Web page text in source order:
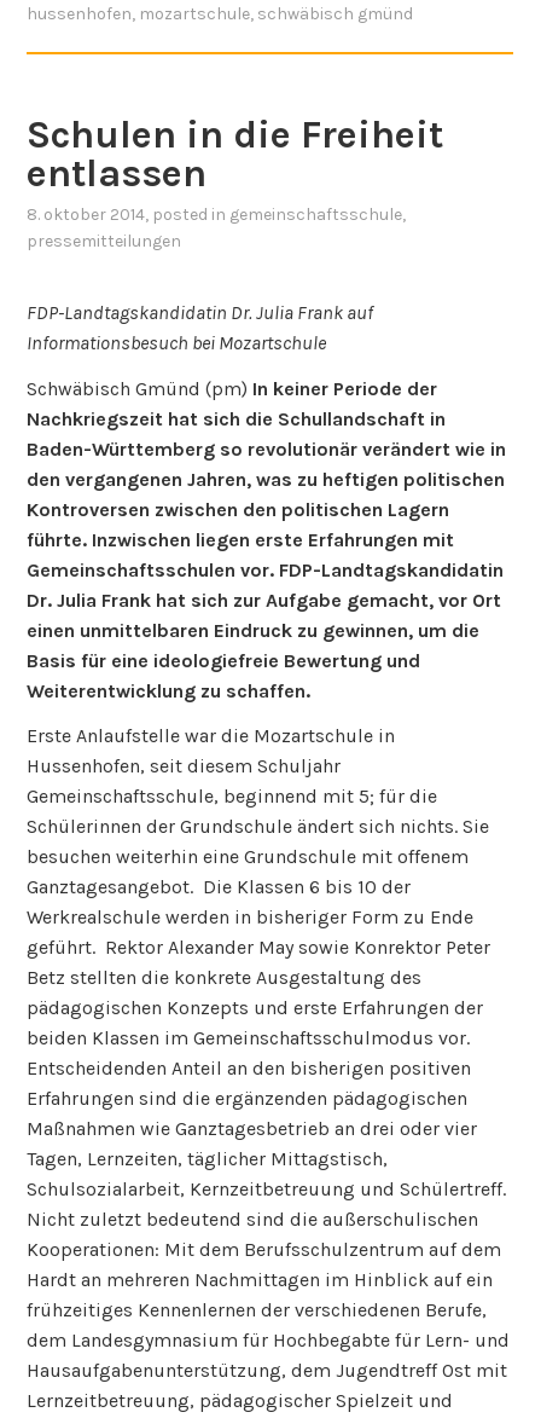
hussenhofen, mozartschule, schwäbisch gmünd
Schulen in die Freiheit
entlassen
8. oktober 2014, posted in gemeinschaftsschule,
pressemitteilungen
FDP-Landtagskandidatin Dr. Julia Frank auf
Informationsbesuch bei Mozartschule
Schwäbisch Gmünd (pm) In keiner Periode der
Nachkriegszeit hat sich die Schullandschaft in
Baden-Württemberg so revolutionär verändert wie in
den vergangenen Jahren, was zu heftigen politischen
Kontroversen zwischen den politischen Lagern
führte. Inzwischen liegen erste Erfahrungen mit
Gemeinschaftsschulen vor. FDP-Landtagskandidatin
Dr. Julia Frank hat sich zur Aufgabe gemacht, vor Ort
einen unmittelbaren Eindruck zu gewinnen, um die
Basis für eine ideologiefreie Bewertung und
Weiterentwicklung zu schaffen.
Erste Anlaufstelle war die Mozartschule in
Hussenhofen, seit diesem Schuljahr
Gemeinschaftsschule, beginnend mit 5; für die
Schülerinnen der Grundschule ändert sich nichts. Sie
besuchen weiterhin eine Grundschule mit offenem
Ganztagesangebot. Die Klassen 6 bis 10 der
Werkrealschule werden in bisheriger Form zu Ende
geführt. Rektor Alexander May sowie Konrektor Peter
Betz stellten die konkrete Ausgestaltung des
pädagogischen Konzepts und erste Erfahrungen der
beiden Klassen im Gemeinschaftsschulmodus vor.
Entscheidenden Anteil an den bisherigen positiven
Erfahrungen sind die ergänzenden pädagogischen
Maßnahmen wie Ganztagesbetrieb an drei oder vier
Tagen, Lernzeiten, täglicher Mittagstisch,
Schulsozialarbeit, Kernzeitbetreuung und Schülertreff.
Nicht zuletzt bedeutend sind die außerschulischen
Kooperationen: Mit dem Berufsschulzentrum auf dem
Hardt an mehreren Nachmittagen im Hinblick auf ein
frühzeitiges Kennenlernen der verschiedenen Berufe,
dem Landesgymnasium für Hochbegabte für Lern- und
Hausaufgabenunterstützung, dem Jugendtreff Ost mit
Lernzeitbetreuung, pädagogischer Spielzeit und